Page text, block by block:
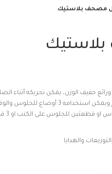
مصحف بلاستيك
خفيف الوزن، يمكن تحريكه أثناء
بالكامل يصل الى طول 130 سم ويمكن
والهدايا